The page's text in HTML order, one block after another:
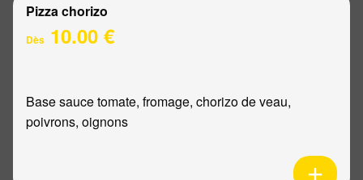
Pizza chorizo
Dès 10.00 €
Base sauce tomate, fromage, chorizo de veau,
poivrons, oignons